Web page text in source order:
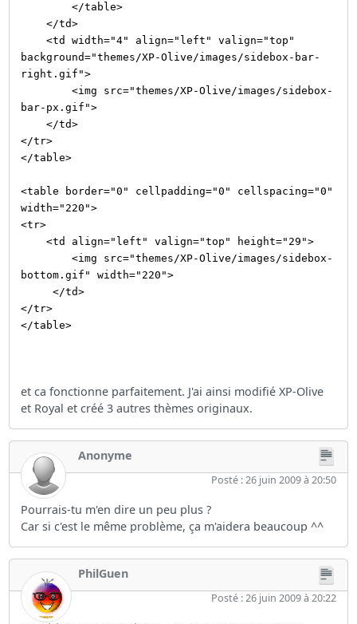
</table>
</td>
<td width="4" align="left" valign="top"
background="themes/XP-Olive/images/sidebox-bar-
right.gif">
<img src="themes/XP-Olive/images/sidebox-
bar-px.gif">
</td>
</tr>
</table>
<table border="0" cellpadding="0" cellspacing="0"
width="220">
<tr>
<td align="left" valign="top" height="29">
<img src="themes/XP-Olive/images/sidebox-
bottom.gif" width="220">
</td>
</tr>
</table>
et ca fonctionne parfaitement. J'ai ainsi modifié XP-Olive
et Royal et créé 3 autres thèmes originaux.
Anonyme
Posté : 26 juin 2009 à 20:50
Pourrais-tu m'en dire un peu plus ?
Car si c'est le même problème, ça m'aidera beaucoup ^^
PhilGuen
Posté : 26 juin 2009 à 20:22